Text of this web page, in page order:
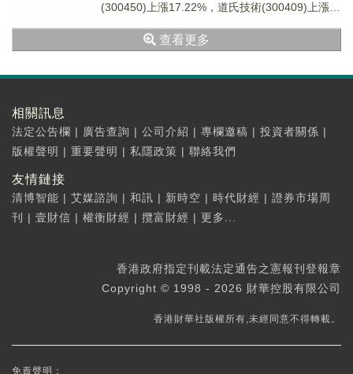
(300450)上漲17.22%，道氏技術(300409)上漲
查看更多
相關訊息
法定公告欄 | 廣告查詢 | 公司介紹 | 專欄邀稿 | 投資者關係 |
版權聲明 | 重要聲明 | 私隱政策 | 聯絡我們
友情鏈接
清博智能 | 艾媒諮詢 | 和訊 | 新時空 | 時代財經 | 證券市場周
刊
| 壹財信 | 權衡財經 | 攬富財經 | 更多...
香港政府指定刊載法定通告之憲報刊登報章
Copyright © 1998 - 2026 財華控股有限公司
香港財華社版權所有,未經同意不得轉載。
免責聲明：